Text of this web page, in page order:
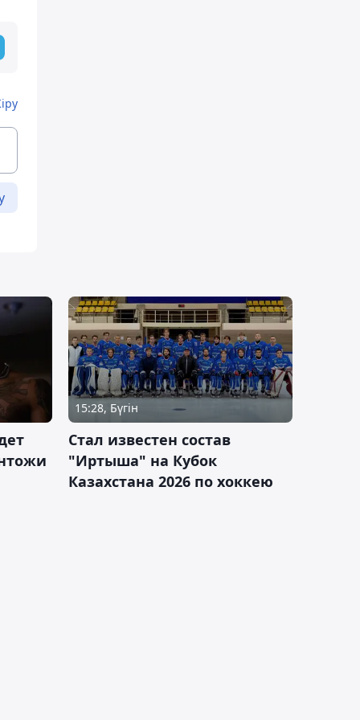
15:28, Бүгін
Стал известен состав
"Иртыша" на Кубок
Казахстана 2026 по хоккею